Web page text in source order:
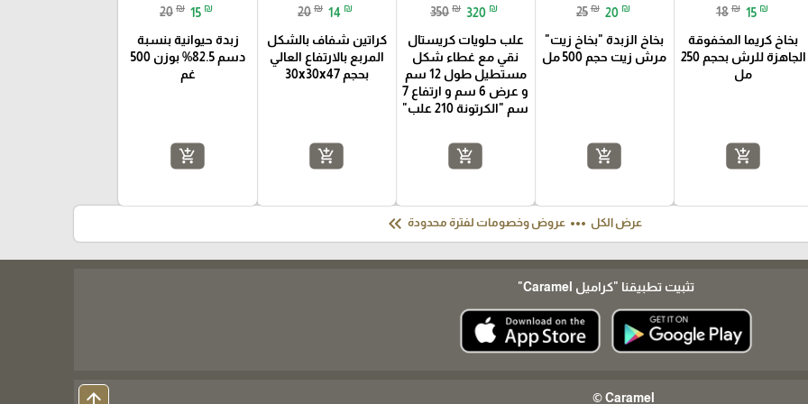
18 ₪ 15 ₪
بخاخ كريما المخفوقة
الجاهزة للرش بحجم 250
مل
add_shopping_cart
25 ₪ 20 ₪
بخاخ الزبدة "بخاخ زيت"
مرش زيت حجم 500 مل
add_shopping_cart
350 ₪ 320 ₪
علب حلويات كريستال
نقي مع غطاء شكل
مستطيل طول 12 سم
و عرض 6 سم و ارتفاع 7
سم "الكرتونة 210 علب"
add_shopping_cart
20 ₪ 14 ₪
كراتين شفاف بالشكل
المربع بالارتفاع العالي
بحجم 30x30x47
add_shopping_cart
20 ₪ 15 ₪
زبدة حيوانية بنسبة
دسم 82.5% بوزن 500
غم
add_shopping_cart
عرض الكل more_horiz عروض وخصومات لفترة محدودة keyboard_double_arrow_left
تثبيت تطبيقنا "كراميل Caramel"
Caramel ©